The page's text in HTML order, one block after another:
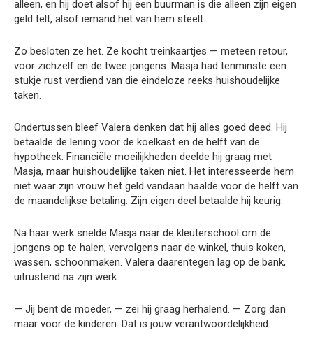
alleen, en hij doet alsof hij een buurman is die alleen zijn eigen
geld telt, alsof iemand het van hem steelt…
Zo besloten ze het. Ze kocht treinkaartjes — meteen retour,
voor zichzelf en de twee jongens. Masja had tenminste een
stukje rust verdiend van die eindeloze reeks huishoudelijke
taken.
Ondertussen bleef Valera denken dat hij alles goed deed. Hij
betaalde de lening voor de koelkast en de helft van de
hypotheek. Financiële moeilijkheden deelde hij graag met
Masja, maar huishoudelijke taken niet. Het interesseerde hem
niet waar zijn vrouw het geld vandaan haalde voor de helft van
de maandelijkse betaling. Zijn eigen deel betaalde hij keurig.
Na haar werk snelde Masja naar de kleuterschool om de
jongens op te halen, vervolgens naar de winkel, thuis koken,
wassen, schoonmaken. Valera daarentegen lag op de bank,
uitrustend na zijn werk.
— Jij bent de moeder, — zei hij graag herhalend. — Zorg dan
maar voor de kinderen. Dat is jouw verantwoordelijkheid.